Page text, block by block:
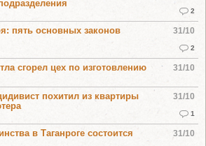
2
31/10
2
пять основных законов
31/10
сгорел цех по изготовлению
31/10
1
похитил из квартиры
31/10
в Таганроге состоится